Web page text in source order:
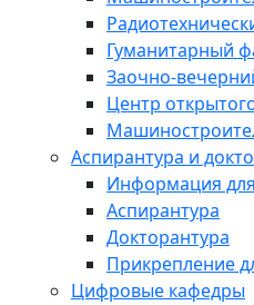
Гуманитарный
Заочно-
Центр
Аспирантура и
Информация
Аспирантура
Докторантура
Прикрепление
Цифровые кафедры